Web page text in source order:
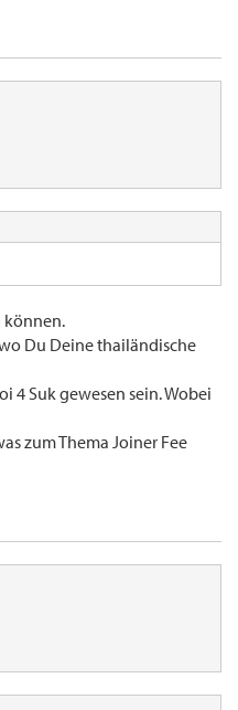
können.
Du Deine thailändische
4 Suk gewesen sein. Wobei
zum Thema Joiner Fee